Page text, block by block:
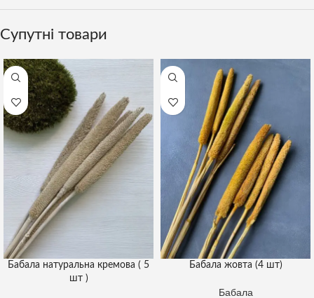
Супутні товари
Бабала натуральна кремова ( 5
шт )
Бабала жовта (4 шт)
Бабала